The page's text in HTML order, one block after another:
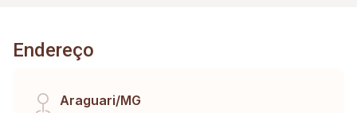
Endereço
Araguari/MG